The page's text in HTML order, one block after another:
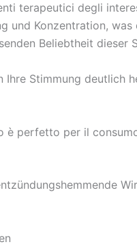
terapeutici degli
und Konzentration,
Beliebtheit dieser
Ihre Stimmung deutlich
è perfetto per il